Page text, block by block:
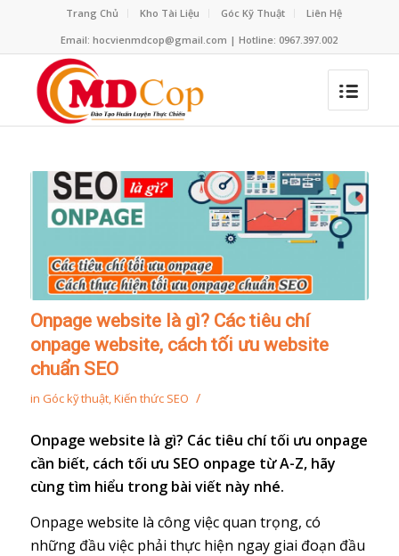
Trang Chủ Kho Tài Liệu Góc Kỹ Thuật
Liên Hệ
Email: hocvienmdcop@gmail.com | Hotline: 0967.397.002
Onpage website là gì? Các tiêu chí
onpage website, cách tối ưu website
chuẩn SEO
in Góc kỹ thuật,Kiến thức SEO /
Onpage website là gì? Các tiêu chí tối ưu onpage
cần biết, cách tối ưu SEO onpage từ A-Z, hãy
cùng tìm hiểu trong bài viết này nhé.
Onpage website là công việc quan trọng, có
những đầu việc phải thực hiện ngay giai đoạn đầu